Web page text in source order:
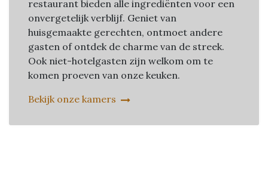
restaurant bieden alle ingrediënten voor een
onvergetelijk verblijf. Geniet van
huisgemaakte gerechten, ontmoet andere
gasten of ontdek de charme van de streek.
Ook niet-hotelgasten zijn welkom om te
komen proeven van onze keuken.
Bekijk onze kamers